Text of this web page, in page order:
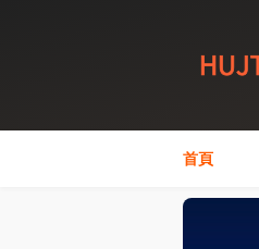
首頁